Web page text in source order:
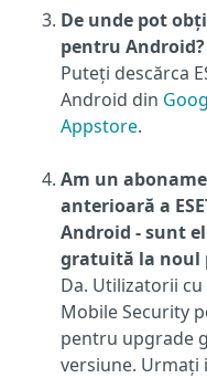
De unde pot
pentru Android?
Puteți descărca
Android din
Appstore.
Am un
anterioară a
Android - sunt
gratuită la noul
Da. Utilizatorii cu
Mobile Security
pentru upgrade
versiune.